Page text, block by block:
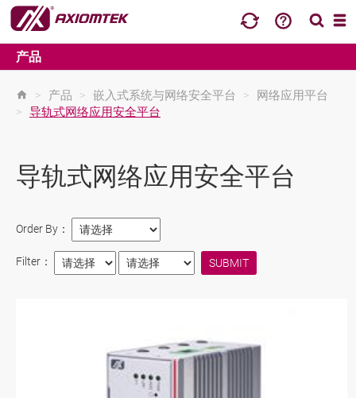
产品
> 产品 > 嵌入式系统与网络安全平台 >
网络应用平台
> 导轨式网络应用安全平台
导轨式网络应用安全平台
Order By：
Filter：